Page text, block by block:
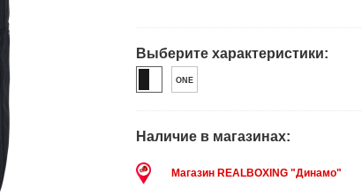
Выберите характеристики:
ONE
Наличие в магазинах:
Магазин REALBOXING "Динамо"